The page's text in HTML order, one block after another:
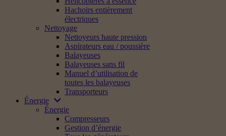
Hachoirs entièrement
électriques
Nettoyage
Nettoyeurs haute pression
Aspirateurs eau / poussière
Balayeuses
Balayeuses sans fil
Manuel d’utilisation de
toutes les balayeuses
Transporteurs
Énergie
Énergie
Compresseurs
Gestion d’énergie